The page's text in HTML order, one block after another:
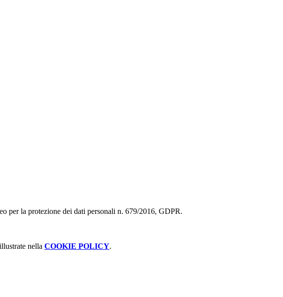
per la protezione dei dati personali n. 679/2016, GDPR.
nella COOKIE POLICY.